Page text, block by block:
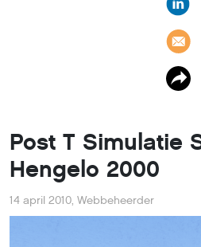
Post T Simulatie
Hengelo 2000
14 april 2010, Webbeheerder